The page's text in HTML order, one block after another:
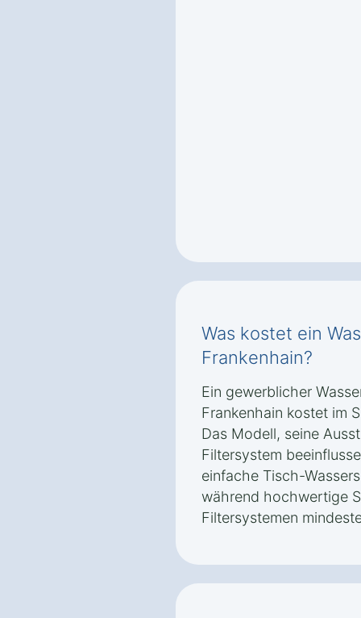
Was kostet ein
Frankenhain?
Ein gewerblicher
Frankenhain kostet im
Das Modell, seine
Filtersystem
einfache Tisch-
während hochwertige
Filtersystemen